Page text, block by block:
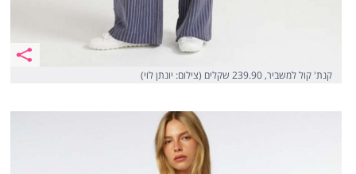
קנת' קול למשביר, 239.90 שקלים (צילום: יונתן לוי)